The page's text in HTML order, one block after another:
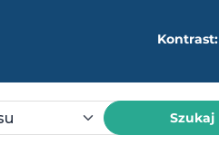
Kontrast:
Szukaj